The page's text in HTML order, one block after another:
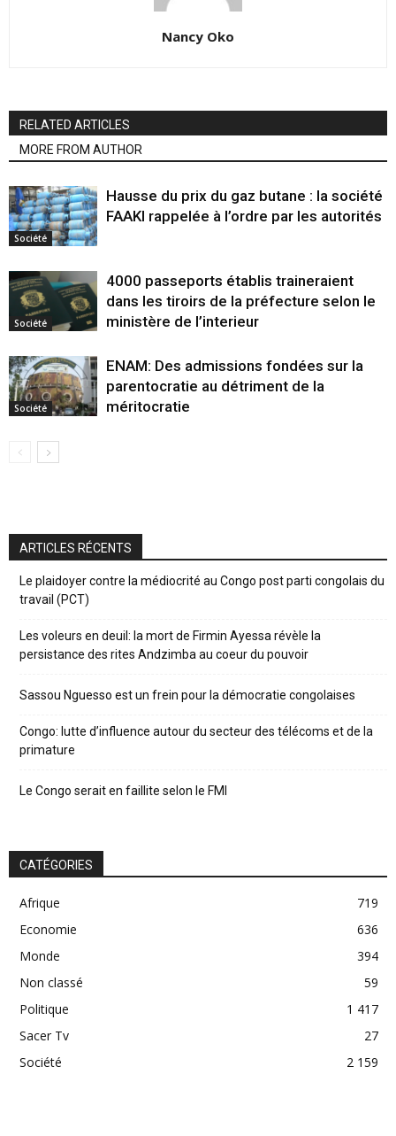
Nancy Oko
RELATED ARTICLES
MORE FROM AUTHOR
Société
Hausse du prix du gaz butane : la société
FAAKI rappelée à l’ordre par les autorités
Société
4000 passeports établis traineraient
dans les tiroirs de la préfecture selon le
ministère de l’interieur
Société
ENAM: Des admissions fondées sur la
parentocratie au détriment de la
méritocratie
ARTICLES RÉCENTS
Le plaidoyer contre la médiocrité au Congo post parti congolais du
travail (PCT)
Les voleurs en deuil: la mort de Firmin Ayessa révèle la
persistance des rites Andzimba au coeur du pouvoir
Sassou Nguesso est un frein pour la démocratie congolaises
Congo: lutte d’influence autour du secteur des télécoms et de la
primature
Le Congo serait en faillite selon le FMI
CATÉGORIES
Afrique
719
Economie
636
Monde
394
Non classé
59
Politique
1 417
Sacer Tv
27
Société
2 159